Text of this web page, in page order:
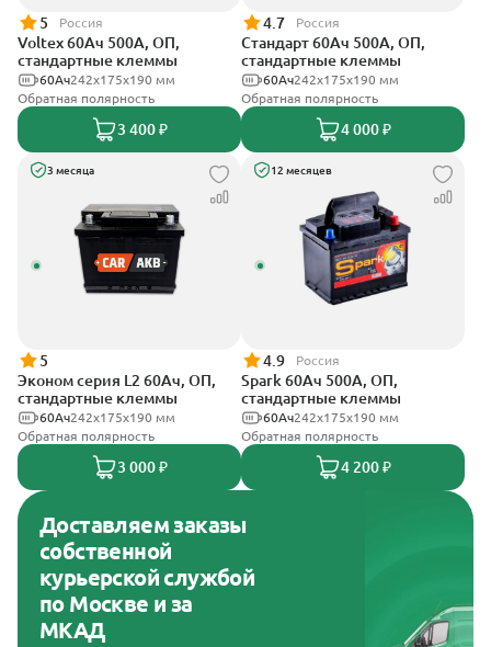
5 Россия
Voltex 60Ач 500А, ОП,
стандартные клеммы
242х175х190 мм
60Ач
Обратная полярность
3 400 ₽
4.7 Россия
Стандарт 60Ач 500А, ОП,
стандартные клеммы
242x175x190 мм
60Ач
Обратная полярность
4 000 ₽
3 месяца
5
Эконом серия L2 60Ач, ОП,
стандартные клеммы
242х175х190 мм
60Ач
Обратная полярность
3 000 ₽
12 месяцев
4.9 Россия
Spark 60Ач 500А, ОП,
стандартные клеммы
242х175х190 мм
60Ач
Обратная полярность
4 200 ₽
Доставляем заказы
собственной
курьерской службой
по Москве и за
МКАД